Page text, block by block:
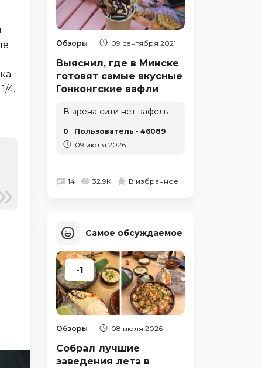
4.
Обзоры 09 сентября 2021
Выяснил, где в Минске
готовят самые вкусные
Гонконгские вафли
В арена сити нет вафель
0
Пользователь - 46089
09 июля 2026
14 32.9K В избранное
Самое обсуждаемое
-1
Обзоры 08 июля 2026
Собрал лучшие
заведения лета в